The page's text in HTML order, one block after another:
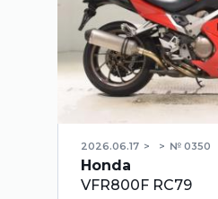
2026.06.17 № 0350
Honda
VFR800F RC79